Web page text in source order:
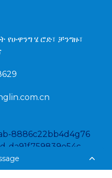
የሁዋንግ ሄ ሮድ፣ ቻንግዙ፣